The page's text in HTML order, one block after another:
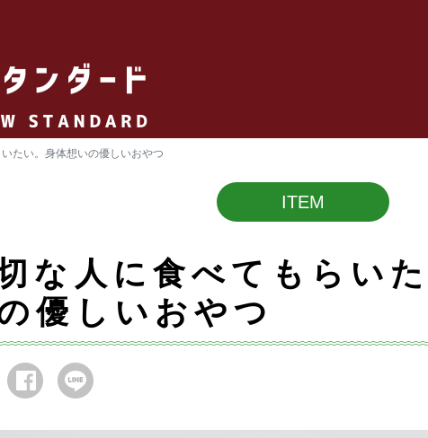
たい。身体想いの優しいおやつ
ITEM
な人に食べてもらい
優しいおやつ